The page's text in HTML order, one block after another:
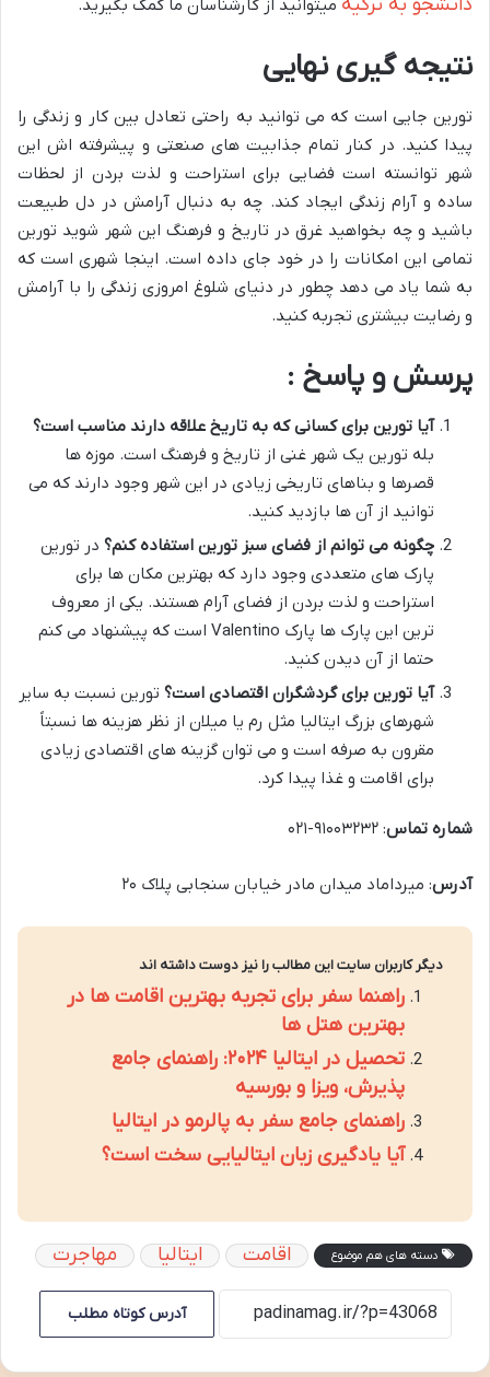
میتوانید از کارشناسان ما کمک بگیرید.
نتیجه گیری نهایی
تورین جایی است که می توانید به راحتی تعادل بین کار و زندگی را
پیدا کنید. در کنار تمام جذابیت های صنعتی و پیشرفته اش این
شهر توانسته است فضایی برای استراحت و لذت بردن از لحظات
ساده و آرام زندگی ایجاد کند. چه به دنبال آرامش در دل طبیعت
باشید و چه بخواهید غرق در تاریخ و فرهنگ این شهر شوید تورین
تمامی این امکانات را در خود جای داده است. اینجا شهری است که
به شما یاد می دهد چطور در دنیای شلوغ امروزی زندگی را با آرامش
و رضایت بیشتری تجربه کنید.
پرسش و پاسخ :
آیا تورین برای کسانی که به تاریخ علاقه دارند مناسب است؟
بله تورین یک شهر غنی از تاریخ و فرهنگ است. موزه ها
قصرها و بناهای تاریخی زیادی در این شهر وجود دارند که می
توانید از آن ها بازدید کنید.
چگونه می توانم از فضای سبز تورین استفاده کنم؟ در تورین
پارک های متعددی وجود دارد که بهترین مکان ها برای
استراحت و لذت بردن از فضای آرام هستند. یکی از معروف
ترین این پارک ها پارک Valentino است که پیشنهاد می کنم
حتما از آن دیدن کنید.
آیا تورین برای گردشگران اقتصادی است؟ تورین نسبت به سایر
شهرهای بزرگ ایتالیا مثل رم یا میلان از نظر هزینه ها نسبتاً
مقرون به صرفه است و می توان گزینه های اقتصادی زیادی
برای اقامت و غذا پیدا کرد.
شماره تماس: ۹۱۰۰۳۲۳۲-۰۲۱
آدرس: میرداماد میدان مادر خیابان سنجابی پلاک ۲۰
دیگر کاربران سایت این مطالب را نیز دوست داشته اند
راهنما سفر برای تجربه بهترین اقامت ها در
بهترین هتل ها
تحصیل در ایتالیا ۲۰۲۴: راهنمای جامع
پذیرش، ویزا و بورسیه
راهنمای جامع سفر به پالرمو در ایتالیا
آیا یادگیری زبان ایتالیایی سخت است؟
دسته های هم موضوع اقامت ایتالیا مهاجرت
آدرس کوتاه مطلب